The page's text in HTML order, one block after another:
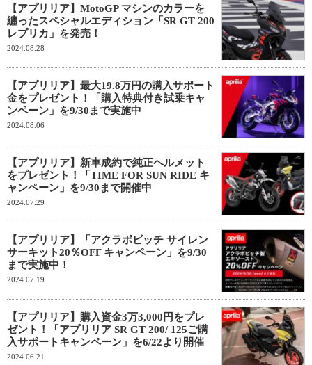
【アプリリア】MotoGP マシンのカラーを
纏ったスペシャルエディション「SR GT 200
レプリカ」を発売！
2024.08.28
【アプリリア】最大19.8万円の購入サポート
金をプレゼント！「購入特典付き試乗キャ
ンペーン」を9/30まで実施中
2024.08.06
【アプリリア】新車成約で純正ヘルメット
をプレゼント！「TIME FOR SUN RIDE キ
ャンペーン」を9/30まで開催中
2024.07.29
【アプリリア】「アクラポビッチ サイレン
サーキット20％OFF キャンペーン」を9/30
まで実施中！
2024.07.19
【アプリリア】購入資金3万3,000円をプレ
ゼント！「アプリリア SR GT 200/ 125ご購
入サポートキャンペーン」を6/22より開催
2024.06.21